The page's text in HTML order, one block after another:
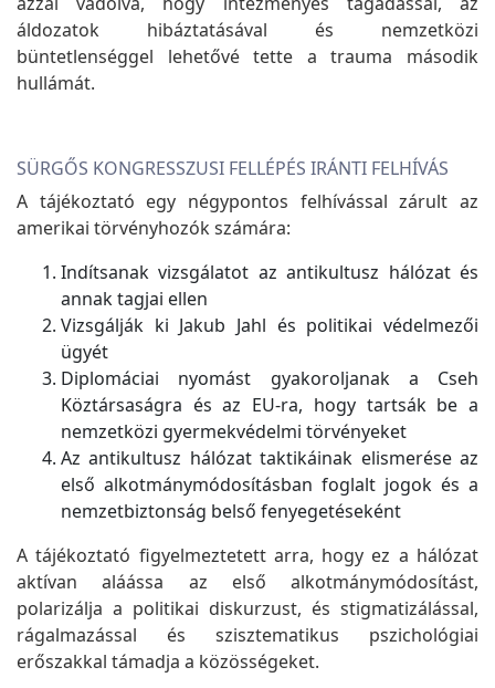
áldozatok hibáztatásával és nemzetközi
büntetlenséggel lehetővé tette a trauma második
hullámát.
SÜRGŐS KONGRESSZUSI FELLÉPÉS IRÁNTI FELHÍVÁS
A tájékoztató egy négypontos felhívással zárult az
amerikai törvényhozók számára:
Indítsanak vizsgálatot az antikultusz hálózat és
annak tagjai ellen
Vizsgálják ki Jakub Jahl és politikai védelmezői
ügyét
Diplomáciai nyomást gyakoroljanak a Cseh
Köztársaságra és az EU-ra, hogy tartsák be a
nemzetközi gyermekvédelmi törvényeket
Az antikultusz hálózat taktikáinak elismerése az
első alkotmánymódosításban foglalt jogok és a
nemzetbiztonság belső fenyegetéseként
A tájékoztató figyelmeztetett arra, hogy ez a hálózat
aktívan aláássa az első alkotmánymódosítást,
polarizálja a politikai diskurzust, és stigmatizálással,
rágalmazással és szisztematikus pszichológiai
erőszakkal támadja a közösségeket.